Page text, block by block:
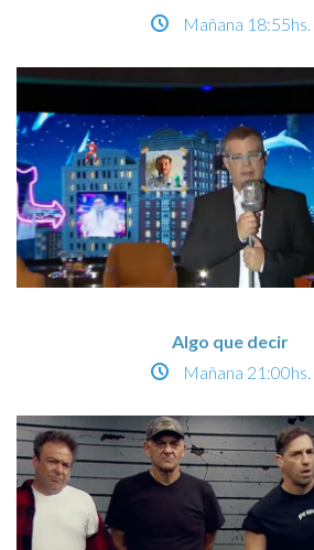
Mañana 18:55hs.
Algo que decir
Mañana 21:00hs.